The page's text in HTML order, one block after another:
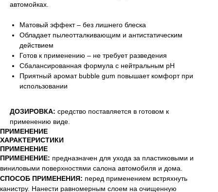
автомойках.
Матовый эффект – без лишнего блеска
Обладает пылеотталкивающим и антистатическим
действием
Готов к применению – не требует разведения
Сбалансированная формула с нейтральным pH
Приятный аромат bubble gum повышает комфорт при
использовании
ДОЗИРОВКА: средство поставляется в готовом к
применению виде.
ПРИМЕНЕНИЕ
ХАРАКТЕРИСТИКИ
ПРИМЕНЕНИЕ
ПРИМЕНЕНИЕ: предназначен для ухода за пластиковыми и
виниловыми поверхностями салона автомобиля и дома.
СПОСОБ ПРИМЕНЕНИЯ: перед применением встряхнуть
канистру. Нанести равномерным слоем на очищенную